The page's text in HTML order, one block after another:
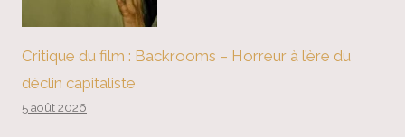
Critique du film : Backrooms – Horreur à l’ère du
déclin capitaliste
5 août 2026